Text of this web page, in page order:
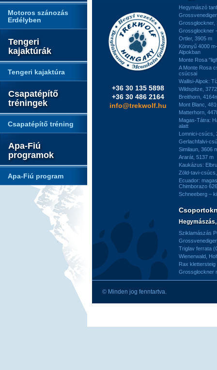
Motoros szánozás
Erdélyben
Tengeri
kajaktúrák
Tengeri kajaktúra
Csapatépítő
tréningek
Csapatépítő tréning
Apa-Fiú
programok
Apa-Fiú program
+36 30 135 5898
+36 30 486 2164
info@trekwolf.hu
Hegymászó
Grossglockner,
Grossglockner
Ortler, 3905 m
Könnyű 4000
Alpokban
Monte Rosa
A Monte Rosa
csúcsai
Wallisi-Alpok:
Wildspitze,
Breithorn,
Mont Blanc,
Matterhorn,
Magas-Tátra:
alatt
Lomnici-csúcs,
Gerlachfalvi-
Similaun, 3606
Ararát, 5137 m
Kaukázus:
Zöld-tavi-
Ecuador:
Chimborazo
Schneeberg –
Sziklamászás
Triglav ferrata
Wienerwald,
Rax
Grossglockner
© Minden jog fenntartva.